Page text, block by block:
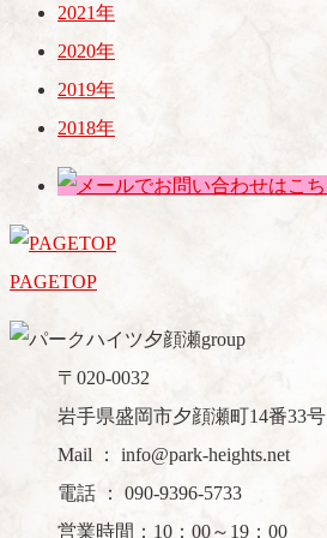
2021年
2020年
2019年
2018年
PAGETOP
〒020-0032
岩手県盛岡市夕顔瀬町14番33号
Mail ： info@park-heights.net
電話 ： 090-9396-5733
営業時間：10：00～19：00